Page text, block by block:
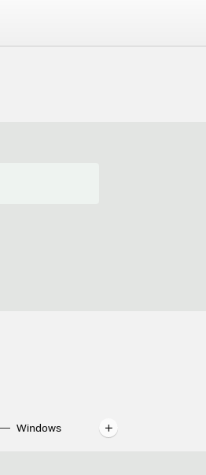
Windows